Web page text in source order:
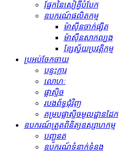
ផ្នែកនៃសៀគ្វីបំបែក
ឧបករណ៍ផលិតកម្ម
ម៉ាស៊ីនចាក់ផ្សិត
ម៉ាស៊ីនសាកល្បង
ខ្សែស្វ័យប្រវត្តិកម្ម
ប្រអប់ចែកចាយ
បន្ទះក្តារ
លោហៈ
ផ្លាស្ទិច
របងព័ទ្ធជុំវិញ
គម្របផ្លាស្ទិចមូលដ្ឋានដែក
ឧបករណ៍ត្រួតពិនិត្យឧស្សាហកម្ម
បញ្ជូនត
ឧបករណ៍​ទំនាក់ទំនង